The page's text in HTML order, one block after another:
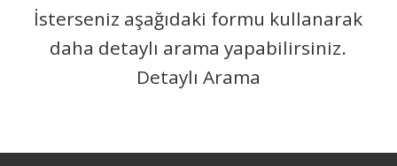
İsterseniz aşağıdaki formu kullanarak
daha detaylı arama yapabilirsiniz.
Detaylı Arama